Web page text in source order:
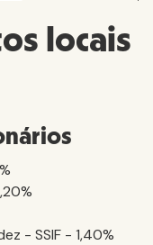
locais
- SSIF - 1,40%